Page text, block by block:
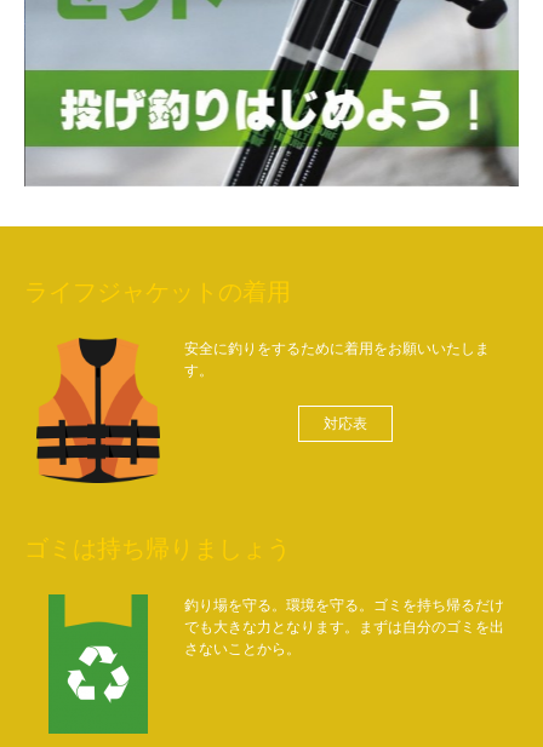
ライフジャケットの着用
安全に釣りをするために着用をお願いいたしま
す。
対応表
ゴミは持ち帰りましょう
釣り場を守る。環境を守る。ゴミを持ち帰るだけ
でも大きな力となります。まずは自分のゴミを出
さないことから。